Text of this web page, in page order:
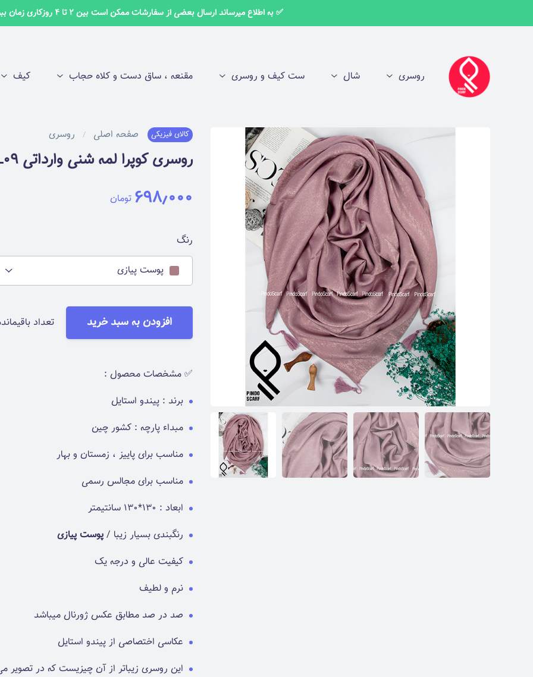
✅ به اطلاع میرساند ارسال بعضی از سفارشات ممکن است بین 2 تا 4 روزکاری زمان ببرد ✅
روسری شال ست کیف و روسری مقنعه ، ساق دست و کلاه حجاب کیف
کالای فیزیکی صفحه اصلی روسری
روسری کوپرا لمه شنی وارداتی RKPRL09
۶۹۸٫۰۰۰ تومان
رنگ
پوست پیازی
افزودن به سبد خرید تعداد
✅ مشخصات محصول :
برند : پیندو استایل
مبداء پارچه : کشور چین
مناسب برای پاییز ، زمستان و بهار
مناسب برای مجالس رسمی
ابعاد : 130*130 سانتیمتر
رنگبندی بسیار زیبا / پوست پیازی
کیفیت عالی و درجه یک
نرم و لطیف
صد در صد مطابق عکس ژورنال میباشد
عکاسی اختصاصی از پیندو استایل
این روسری زیباتر از آن چیزیست که در تصویر